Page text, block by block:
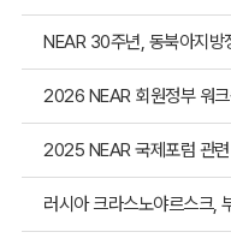
NEAR 30주년, 동북아지방
2026 NEAR 회원정부 워
2025 NEAR 국제포럼 관
러시아 크라스노야르스크,